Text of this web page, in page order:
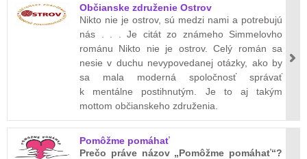
Občianske združenie Ostrov
Nikto nie je ostrov, sú medzi nami a potrebujú
nás . . . Je citát zo známeho Simmelovho
románu Nikto nie je ostrov. Celý román sa
nesie v duchu nevypovedanej otázky, ako by
sa mala moderná spoločnosť správať
k mentálne postihnutým. Je to aj takým
mottom občianskeho združenia.
Pomôžme pomáhať
Prečo práve názov „Pomôžme pomáhať“?